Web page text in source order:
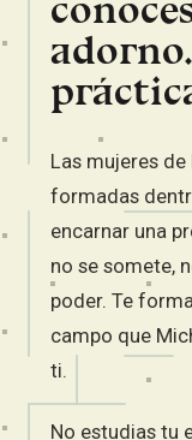
Las mujeres
formadas
encarnar una
no se somete,
poder. Te
campo que
ti.
No estudias tu